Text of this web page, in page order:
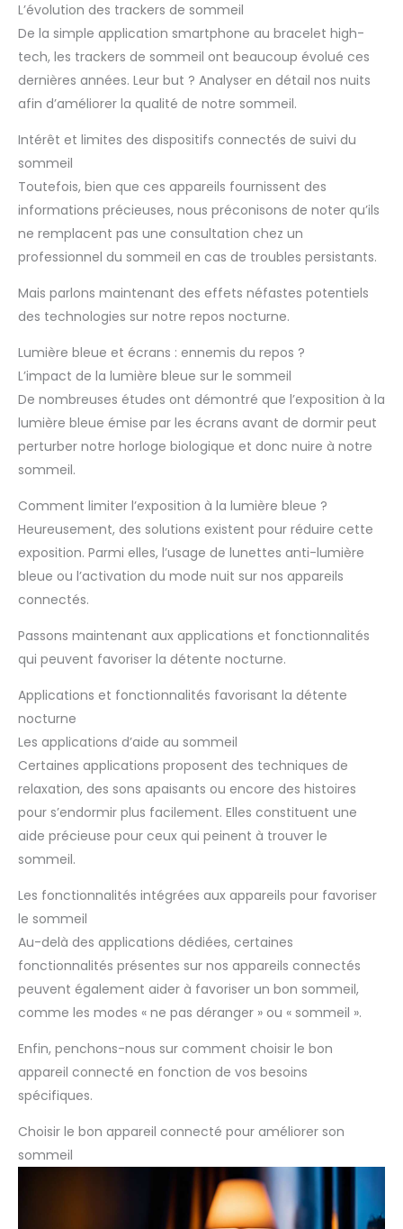
L’évolution des trackers de sommeil
De la simple application smartphone au bracelet high-
tech, les trackers de sommeil ont beaucoup évolué ces
dernières années. Leur but ? Analyser en détail nos nuits
afin d’améliorer la qualité de notre sommeil.
Intérêt et limites des dispositifs connectés de suivi du
sommeil
Toutefois, bien que ces appareils fournissent des
informations précieuses, nous préconisons de noter qu’ils
ne remplacent pas une consultation chez un
professionnel du sommeil en cas de troubles persistants.
Mais parlons maintenant des effets néfastes potentiels
des technologies sur notre repos nocturne.
Lumière bleue et écrans : ennemis du repos ?
L’impact de la lumière bleue sur le sommeil
De nombreuses études ont démontré que l’exposition à la
lumière bleue émise par les écrans avant de dormir peut
perturber notre horloge biologique et donc nuire à notre
sommeil.
Comment limiter l’exposition à la lumière bleue ?
Heureusement, des solutions existent pour réduire cette
exposition. Parmi elles, l’usage de lunettes anti-lumière
bleue ou l’activation du mode nuit sur nos appareils
connectés.
Passons maintenant aux applications et fonctionnalités
qui peuvent favoriser la détente nocturne.
Applications et fonctionnalités favorisant la détente
nocturne
Les applications d’aide au sommeil
Certaines applications proposent des techniques de
relaxation, des sons apaisants ou encore des histoires
pour s’endormir plus facilement. Elles constituent une
aide précieuse pour ceux qui peinent à trouver le
sommeil.
Les fonctionnalités intégrées aux appareils pour favoriser
le sommeil
Au-delà des applications dédiées, certaines
fonctionnalités présentes sur nos appareils connectés
peuvent également aider à favoriser un bon sommeil,
comme les modes « ne pas déranger » ou « sommeil ».
Enfin, penchons-nous sur comment choisir le bon
appareil connecté en fonction de vos besoins
spécifiques.
Choisir le bon appareil connecté pour améliorer son
sommeil